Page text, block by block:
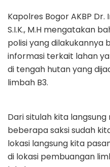
Kapolres Bogor AKBP Dr.
S.I.K., M.H mengatakan
polisi yang dilakukannya
informasi terkait lahan
di tengah hutan yang
limbah B3.
Dari situlah kita
beberapa saksi sudah
lokasi langsung kita
di lokasi pembuangan